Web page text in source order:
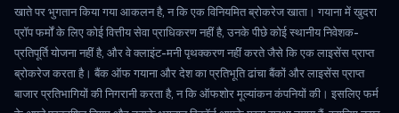
खाते पर भुगतान किया गया आकलन है, न कि एक विनियमित ब्रोकरेज खाता। गयाना में खुदरा
प्रॉप फर्मों के लिए कोई वित्तीय सेवा प्राधिकरण नहीं है, उनके पीछे कोई स्थानीय निवेशक-
प्रतिपूर्ति योजना नहीं है, और वे क्लाइंट-मनी पृथक्करण नहीं करते जैसे कि एक लाइसेंस प्राप्त
ब्रोकरेज करता है। बैंक ऑफ गयाना और देश का प्रतिभूति ढांचा बैंकों और लाइसेंस प्राप्त
बाजार प्रतिभागियों की निगरानी करता है, न कि ऑफशोर मूल्यांकन कंपनियों की। इसलिए फर्म